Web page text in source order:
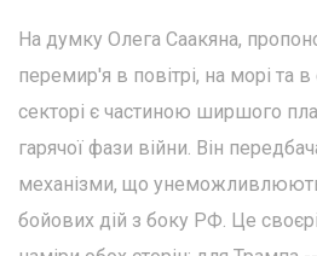
На думку Олега Саакяна,
перемир'я в повітрі, на морі та
секторі є частиною ширшого
гарячої фази війни. Він
механізми, що
бойових дій з боку РФ. Це